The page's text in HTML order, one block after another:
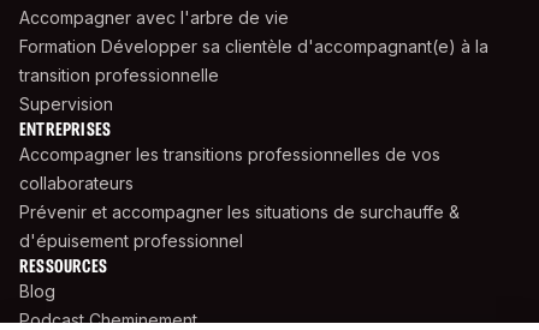
Accompagner avec l'arbre de vie
Formation Développer sa clientèle d'accompagnant(e) à la
transition professionnelle
Supervision
ENTREPRISES
Accompagner les transitions professionnelles de vos
collaborateurs
Prévenir et accompagner les situations de surchauffe &
d'épuisement professionnel
RESSOURCES
Blog
Podcast Cheminement